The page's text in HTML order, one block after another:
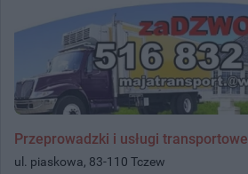
Przeprowadzki i usługi transportowe
ul. piaskowa, 83-110 Tczew